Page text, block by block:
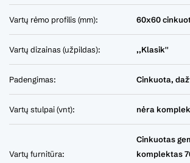
Vartų rėmo profilis (mm): 60x60
Vartų dizainas (užpildas): ,,Klasik''
Padengimas: Cinkuota,
Vartų stulpai (vnt): nėra
Vartų furnitūra:
Cinkuotas
komplektas